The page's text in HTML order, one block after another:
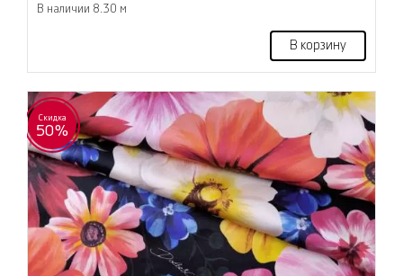
В наличии 8.30 м
В корзину
Скидка
50%